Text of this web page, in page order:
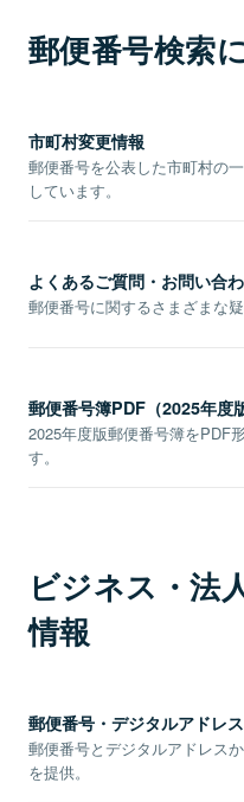
郵便番号検索
市町村変更情報
郵便番号を公表した市町村の
しています。
よくあるご質問・お問い合
郵便番号に関するさまざまな
郵便番号簿PDF（2025年度
2025年度版郵便番号簿をPDF
す。
ビジネス・法
情報
郵便番号・デジタルアドレ
郵便番号とデジタルアドレス
を提供。